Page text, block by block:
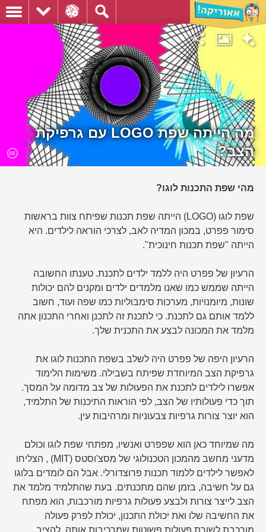
מה הייתה שפת LOGO עם גרפיקת
הצב?
מהי שפת התכנות לוגו?
שפת לוגו (LOGO) הייתה שפת תכנות שפיתח צוות בראשות
סימור פפרט, במכון המדיה לאב, לצרכי הוראה לילדים. היא
הייתה "שפת תכנות חינוכית".
הרעיון של פפרט היה ללמד ילדים לתכנת. טענתו החשובה
הייתה שממש כמו שאנו מלמדים ילדים ומקנים להם יכולות
שונות, מיומנויות, מערכות סימבוליות כמו שפה ועוד, חשוב
ללמד אותם גם לתכנת. כי לתכנת זה לתכנן ואחרי התכנון אתה
מלמד את המכונה לבצע את התכנית שלך.
הרעיון היפה של פפרט היה לשלב בשפת התכנות לוגו את
גרפיקת הצב המיוחדת שפיתח בשבילה. משימות הלימוד
אפשרו לילדים לתכנת את הפעולות של צב מדומה על המסך.
תוך כדי פעולותיו של הצב, לפי הוראות התיכנות של התלמיד,
הוא יוצר צורות גרפיות צבעוניות ומרהיבות עין.
מה שמיוחד כאן הוא שפפרט ואנשיו, מפתחי שפת לוגו וכולם
מדעני מחשב מהמכון הטכנולוגי של מסצ'וסטס (MIT) , הצליחו
לאפשר לילדים ללמוד תכנות פרוצדורלי. אבל הם לומדים בלוגו
גם על חשיבה, בזמן שהם מתכנתים. בעת שהתלמיד מלמד את
הצב לייצר צורות ולבצע פעולות גרפיות מורכבות, הוא מפתח
את החשיבה שלו ואת יכולת התכנון, יכולת לפרק פעולה
מורכבת לשורת פעולות פשוטות שמרכיבות אותה, להציב